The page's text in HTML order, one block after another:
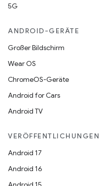
5G
ANDROID-GERÄTE
Großer Bildschirm
Wear OS
ChromeOS-Geräte
Android for Cars
Android TV
VERÖFFENTLICHUNGEN
Android 17
Android 16